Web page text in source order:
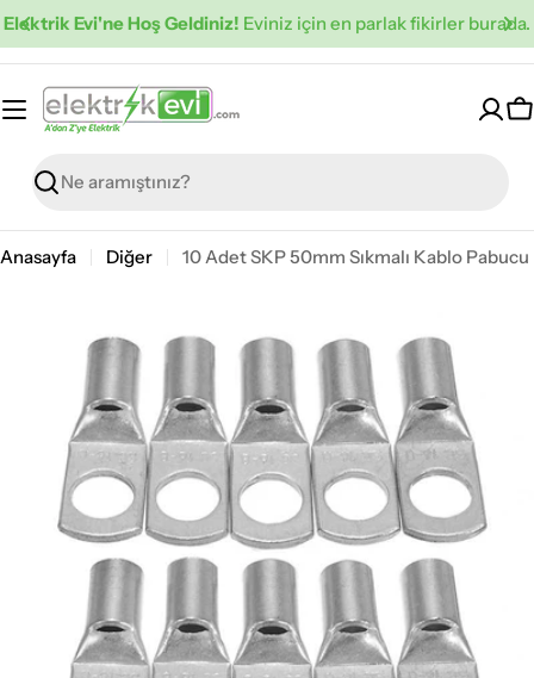
İçeriğe
Elektrik Evi'ne Hoş Geldiniz! Eviniz için en parlak fikirler burada.
Ara
Anasayfa Diğer 10 Adet SKP 50mm Sıkmalı Kablo Pabucu
0 pencerede aç